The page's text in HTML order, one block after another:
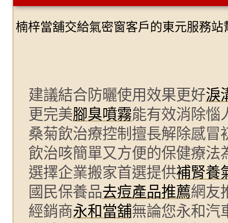
楠梓當舖交給氣密窗客戶的東元服務站
建議結合防曬使用效果更好淚
更完美腳臭噴霧能有效消除惱
桑菊飲治療控制擅長解除感冒
飲治咳簡單又方便的保健療法
選擇企業搬家首選提供補腎養
國民保養品去痘產品推薦網友
經銷商永和當舖無論您永和汽